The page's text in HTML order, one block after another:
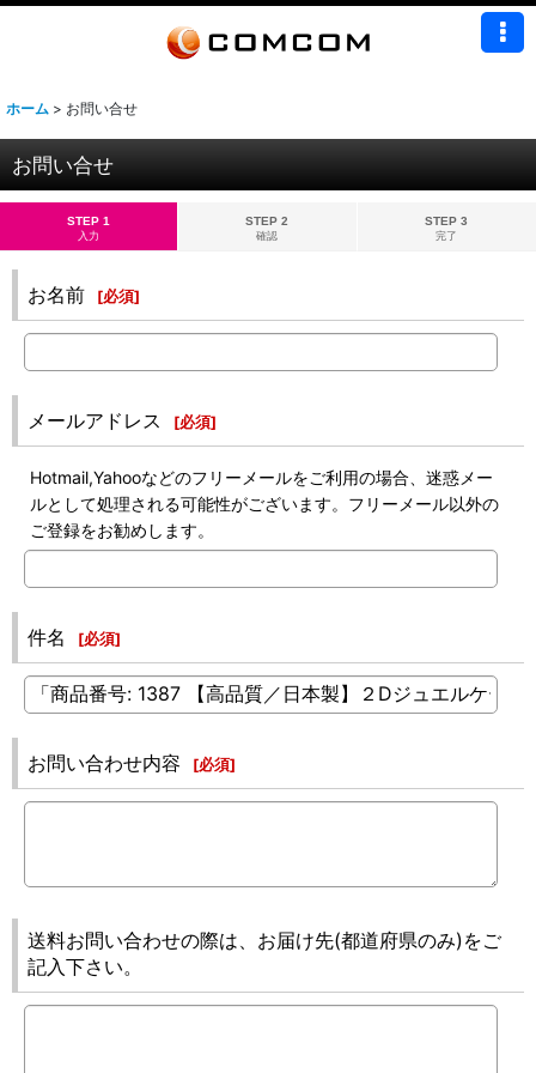
ホーム > お問い合せ
お問い合せ
STEP 1
入力
STEP 2
確認
STEP 3
完了
お名前 [必須]
メールアドレス [必須]
Hotmail,Yahooなどのフリーメールをご利用の場合、迷惑メー
ルとして処理される可能性がございます。フリーメール以外の
ご登録をお勧めします。
件名 [必須]
お問い合わせ内容 [必須]
送料お問い合わせの際は、お届け先(都道府県のみ)をご
記入下さい。